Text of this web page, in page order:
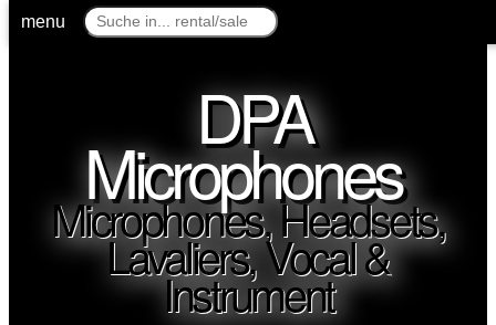
menu
DPA
Microphones
Microphones, Headsets,
Lavaliers, Vocal &
Instrument